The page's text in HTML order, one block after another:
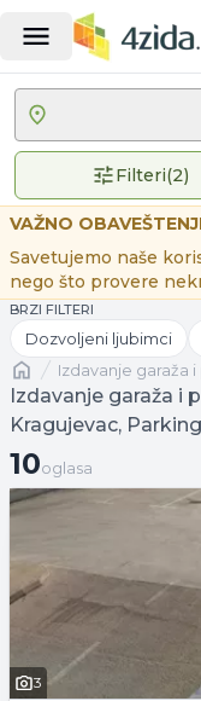
Filteri(2)
VAŽNO
Savetujemo naše
nego što provere
BRZI FILTERI
Dozvoljeni ljubimci
Naslovnaizdavanje garaža
Izdavanje garaža i
Kragujevac, Parking
10 oglasa
10oglasa
3